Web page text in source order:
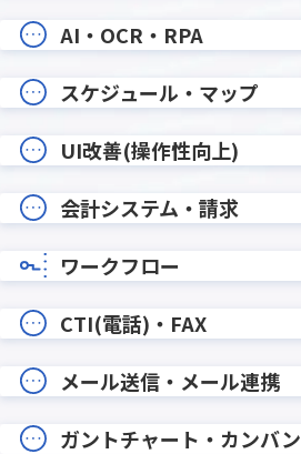
AI・OCR・RPA
スケジュール・マップ
UI改善(操作性向上)
会計システム・請求
ワークフロー
CTI(電話)・FAX
メール送信・メール連携
ガントチャート・カンバン